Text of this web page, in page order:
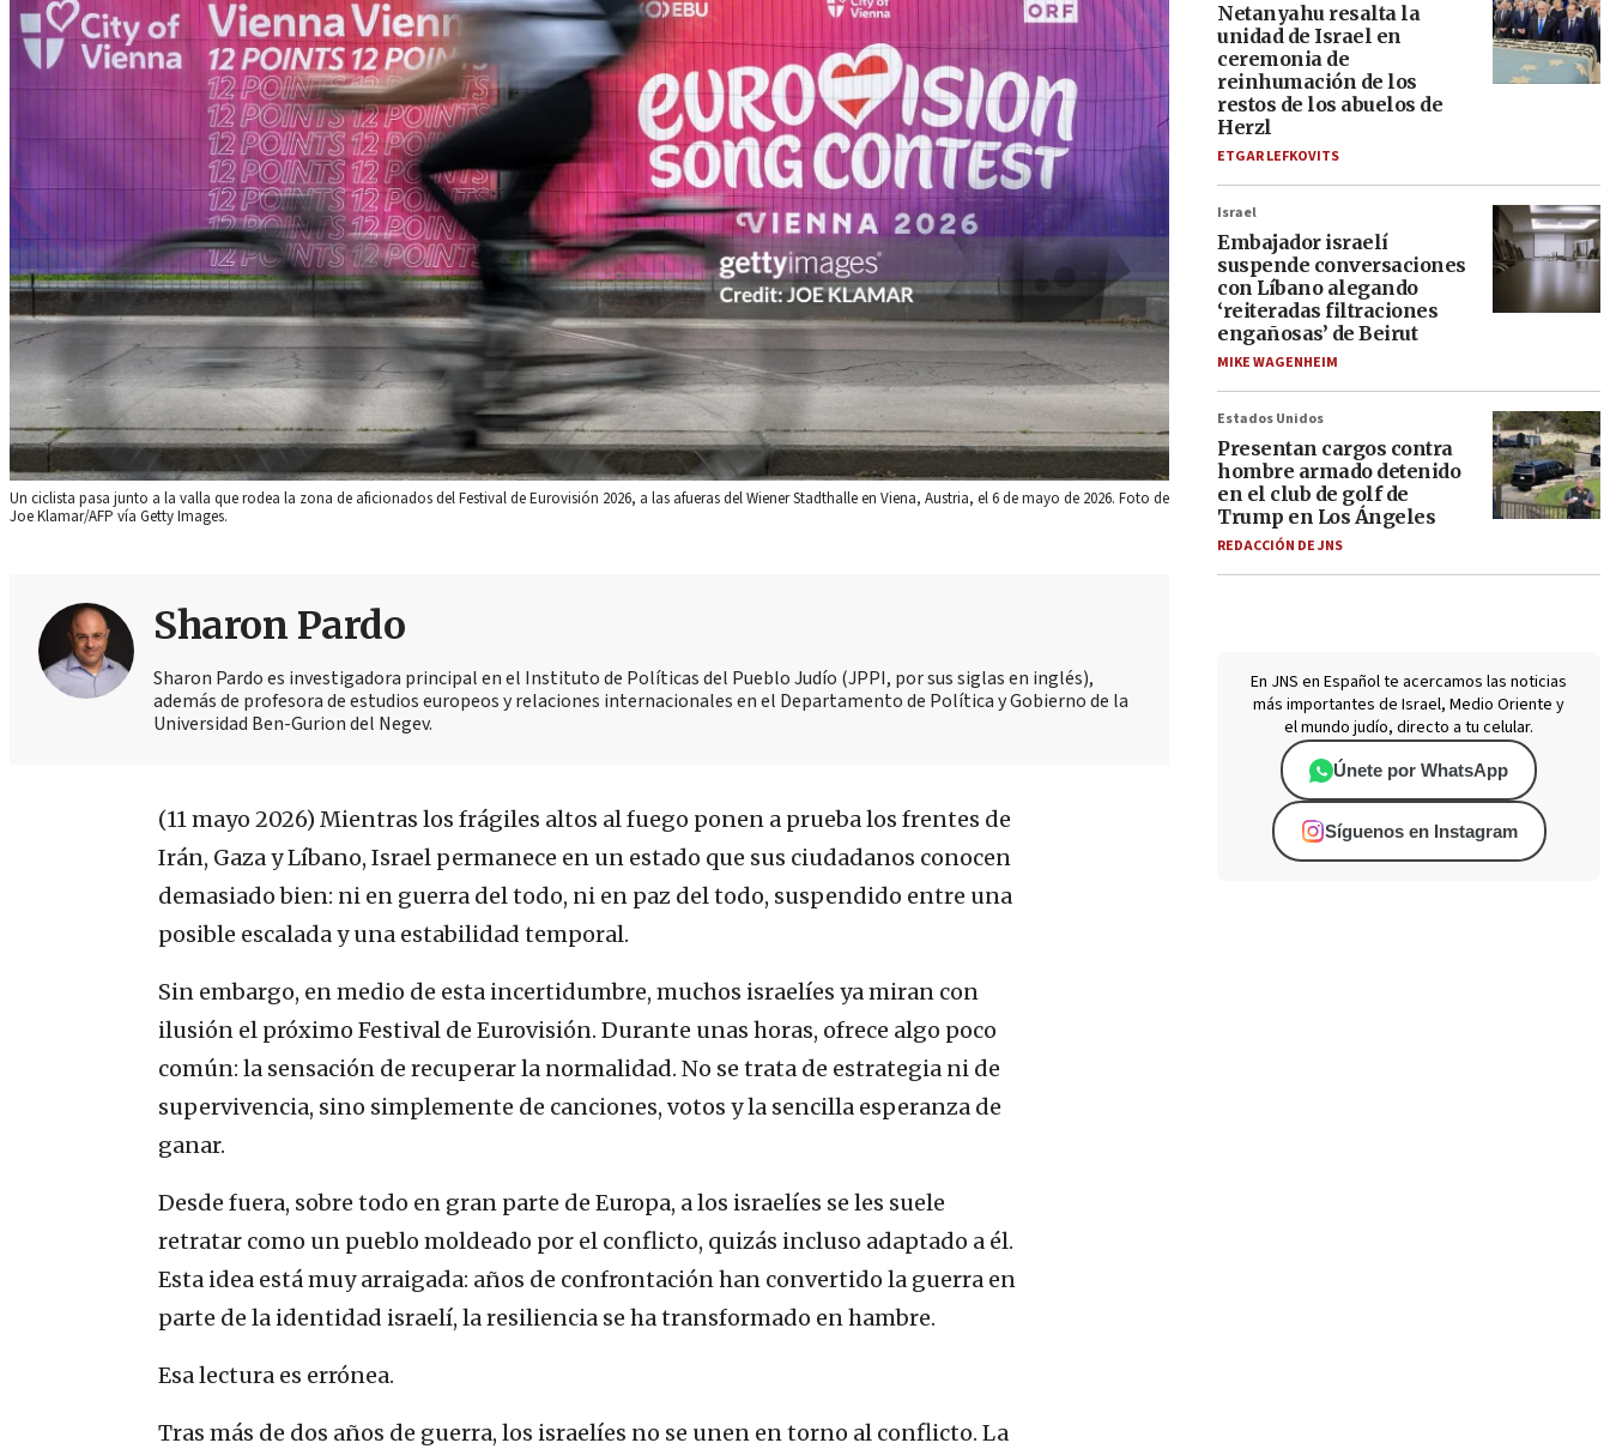
Un ciclista pasa junto a la valla que rodea la zona de aficionados del Festival de Eurovisión 2026, a las afueras del Wiener Stadthalle en Viena, Austria, el 6 de mayo de 2026. Foto de
Joe Klamar/AFP vía Getty Images.
Sharon Pardo
Sharon Pardo es investigadora principal en el Instituto de Políticas del Pueblo Judío (JPPI, por sus siglas en inglés),
además de profesora de estudios europeos y relaciones internacionales en el Departamento de Política y Gobierno de la
Universidad Ben-Gurion del Negev.
(11 mayo 2026) Mientras los frágiles altos al fuego ponen a prueba los frentes de
Irán, Gaza y Líbano, Israel permanece en un estado que sus ciudadanos conocen
demasiado bien: ni en guerra del todo, ni en paz del todo, suspendido entre una
posible escalada y una estabilidad temporal.
Sin embargo, en medio de esta incertidumbre, muchos israelíes ya miran con
ilusión el próximo Festival de Eurovisión. Durante unas horas, ofrece algo poco
común: la sensación de recuperar la normalidad. No se trata de estrategia ni de
supervivencia, sino simplemente de canciones, votos y la sencilla esperanza de
ganar.
Desde fuera, sobre todo en gran parte de Europa, a los israelíes se les suele
retratar como un pueblo moldeado por el conflicto, quizás incluso adaptado a él.
Esta idea está muy arraigada: años de confrontación han convertido la guerra en
parte de la identidad israelí, la resiliencia se ha transformado en hambre.
Esa lectura es errónea.
Tras más de dos años de guerra, los israelíes no se unen en torno al conflicto. La
Netanyahu resalta la
unidad de Israel en
ceremonia de
reinhumación de los
restos de los abuelos de
Herzl
ETGAR LEFKOVITS
Israel
Embajador israelí
suspende conversaciones
con Líbano alegando
‘reiteradas filtraciones
engañosas’ de Beirut
MIKE WAGENHEIM
Estados Unidos
Presentan cargos contra
hombre armado detenido
en el club de golf de
Trump en Los Ángeles
REDACCIÓN DE JNS
En JNS en Español te acercamos las noticias
más importantes de Israel, Medio Oriente y
el mundo judío, directo a tu celular.
Únete por WhatsApp
Síguenos en Instagram